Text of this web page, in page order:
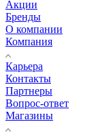
Акции
Бренды
О компании
Компания
Карьера
Контакты
Партнеры
Вопрос-ответ
Магазины